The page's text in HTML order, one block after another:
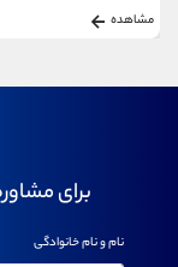
مشاهده
برای
نام و نام خانوادگی